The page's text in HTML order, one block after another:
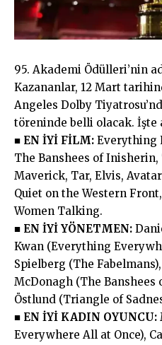
95. Akademi Ödülleri’nin
Kazananlar, 12 Mart
Angeles Dolby
töreninde belli olacak. İşte
■ EN İYİ FİLM: Everything
The Banshees of Inisherin,
Maverick, Tar, Elvis,
Quiet on the Western
Women Talking.
■ EN İYİ YÖNETMEN:
Kwan (Everything
Spielberg (The
McDonagh (The Banshees
Östlund (Triangle of
■ EN İYİ KADIN OYUNCU:
Everywhere All at Once),